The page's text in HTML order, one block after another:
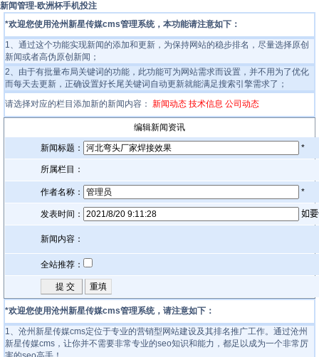
新闻管理-欧洲杯手机投注
*欢迎您使用沧州新星传媒cms管理系统，本功能请注意如下：
1、通过这个功能实现新闻的添加和更新，为保持网站的稳步排名，尽量选择原创
新闻或者高伪原创新闻；
2、由于有批量布局关键词的功能，此功能可为网站需求而设置，并不用为了优化
而每天去更新，正确设置好长尾关键词自动更新就能满足搜索引擎需求了；
请选择对应的栏目添加新的新闻内容： 新闻动态 技术信息 公司动态
编辑新闻资讯
新闻标题： *
所属栏目：
作者名称： *
发表时间： 如
新闻内容：
全站推荐：
*欢迎您使用沧州新星传媒cms管理系统，请注意如下：
1、沧州新星传媒cms定位于专业的营销型网站建设及其排名推广工作。通过沧州
新星传媒cms，让你并不需要非常专业的seo知识和能力，都足以成为一个非常厉